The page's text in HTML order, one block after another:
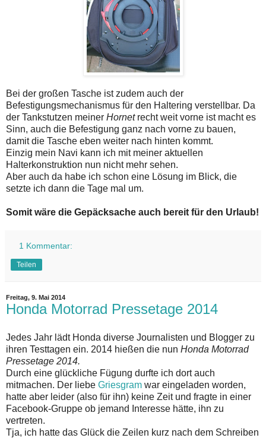
Bei der großen Tasche ist zudem auch der
Befestigungsmechanismus für den Haltering verstellbar. Da
der Tankstutzen meiner Hornetrecht weit vorne ist macht es
Sinn, auch die Befestigung ganz nach vorne zu bauen,
damit die Tasche eben weiter nach hinten kommt.
Einzig mein Navi kann ich mit meiner aktuellen
Halterkonstruktion nun nicht mehr sehen.
Aber auch da habe ich schon eine Lösung im Blick, die
setzte ich dann die Tage mal um.
Somit wäre die Gepäcksache auch bereit für den Urlaub!
1 Kommentar:
Teilen
Freitag, 9. Mai 2014
Honda Motorrad Pressetage 2014
Jedes Jahr lädt Honda diverse Journalisten und Blogger zu
ihren Testtagen ein. 2014 hießen die nun Honda Motorrad
Pressetage 2014.
Durch eine glückliche Fügung durfte ich dort auch
mitmachen. Der liebe Griesgram war eingeladen worden,
hatte aber leider (also für ihn) keine Zeit und fragte in einer
Facebook-Gruppe ob jemand Interesse hätte, ihn zu
vertreten.
Tja, ich hatte das Glück die Zeilen kurz nach dem Schreiben